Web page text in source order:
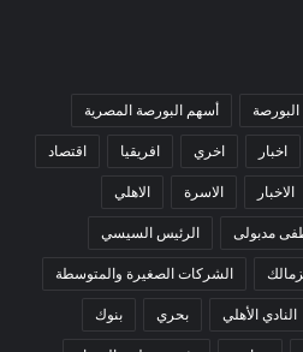
أسهم البورصة المصرية
اخبار اخري افريقيا اقتصاد
الاخبار الاسرة الاهلي
مدبولى الرئيس السيسي
الشركات الصغيرة والمتوسطة
النادي الأهلي بحري بنوك